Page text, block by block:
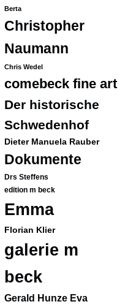
Berta
Christopher
Naumann
Chris Wedel
comebeck fine art
Der historische
Schwedenhof
Dieter Manuela Rauber
Dokumente
Drs Steffens
edition m beck
Emma
Florian Klier
galerie m
beck
Gerald Hunze Eva